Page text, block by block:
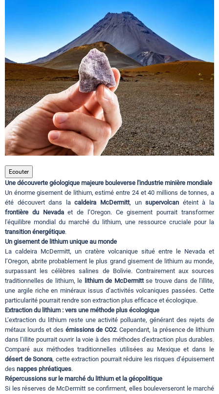
Tourisme
Régions
Hotels
Evenements
Contact
Ecouter
Une découverte géologique majeure bouleverse l'industrie minière mondiale
Un énorme gisement de lithium, estimé entre 24 et 40 millions de tonnes, a
été découvert dans lacaldeira McDermitt, unsupervolcan éteint à la
frontière du Nevadaet de l’Oregon. Ce gisement pourrait transformer
l'équilibre mondial du marché du lithium, une ressource cruciale pour la
transition énergétique.
Un gisement de lithium unique au monde
La caldeira McDermitt, un cratère volcanique situé entre le Nevada et
l’Oregon, abrite probablement le plus grand gisement de lithium au monde,
surpassant les célèbres salines de Bolivie. Contrairement aux sources
traditionnelles de lithium, le lithium de McDermittse trouve dans de l'illite,
une argile riche en minéraux issus d’activités volcaniques passées. Cette
particularité pourrait rendre son extraction plus efficace et écologique.
Extraction du lithium : vers une méthode plus écologique
L’extraction du lithium reste une activité polluante, générant des rejets de
métaux lourds et des émissions de CO2. Cependant, la présence de lithium
dans l’illite pourrait ouvrir la voie à des méthodes d'extraction plus durables.
Comparé aux méthodes traditionnelles utilisées au Mexique et dans le
désert de Sonora, cette extraction pourrait réduire les risques d’épuisement
des nappes phréatiques.
Répercussions sur le marché du lithium et la géopolitique
Si les réserves de McDermitt se confirment, elles bouleverseront le marché